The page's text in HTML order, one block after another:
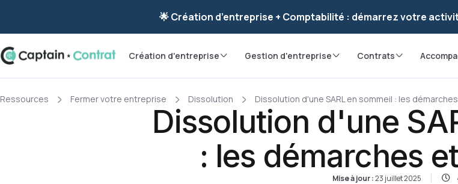
Ravis de vous revoir ! Votre démarchea été enregistrée
🌟 Création d’entreprise + Comptabilité : démarrez votre
Création d'entreprise Gestion d'entreprise Contrats
Ressources Fermer votre entreprise Dissolution Dissolution d'une SARL en sommeil : les
Dissolution d'une
: les démarches
Mise à jour :23 juillet 2025